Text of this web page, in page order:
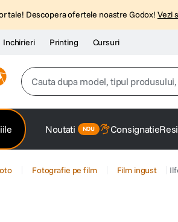
tale! Descopera ofertele noastre Godox! Vezi
Inchirieri Printing Cursuri
Cauta dupa model, tipul produsului,
2. trepied
Noutati Consignatie
Fotografie pe film Film ingust